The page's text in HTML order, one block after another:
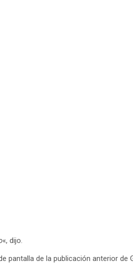
«, dijo.
pantalla de la publicación anterior de